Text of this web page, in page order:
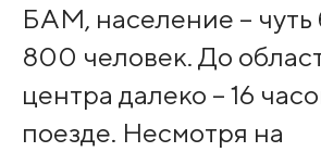
БАМ, население –
800 человек. До
центра далеко – 16
поезде. Несмотря на